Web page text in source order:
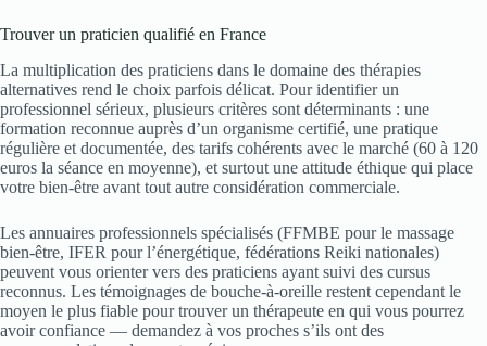
Trouver un praticien qualifié en France
La multiplication des praticiens dans le domaine des thérapies
alternatives rend le choix parfois délicat. Pour identifier un
professionnel sérieux, plusieurs critères sont déterminants : une
formation reconnue auprès d’un organisme certifié, une pratique
régulière et documentée, des tarifs cohérents avec le marché (60 à 120
euros la séance en moyenne), et surtout une attitude éthique qui place
votre bien-être avant tout autre considération commerciale.
Les annuaires professionnels spécialisés (FFMBE pour le massage
bien-être, IFER pour l’énergétique, fédérations Reiki nationales)
peuvent vous orienter vers des praticiens ayant suivi des cursus
reconnus. Les témoignages de bouche-à-oreille restent cependant le
moyen le plus fiable pour trouver un thérapeute en qui vous pourrez
avoir confiance — demandez à vos proches s’ils ont des